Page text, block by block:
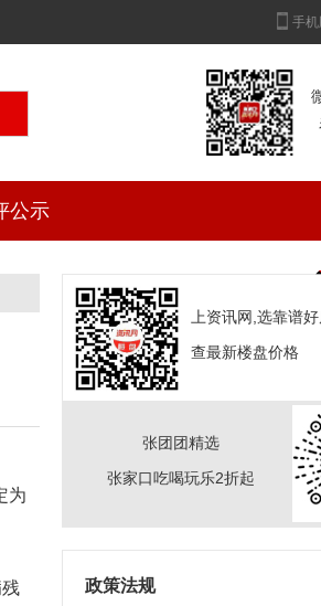
手机
公示
为
上资讯网,选靠谱
查最新楼盘价格
张团团精选
张家口吃喝玩乐2折起
政策法规